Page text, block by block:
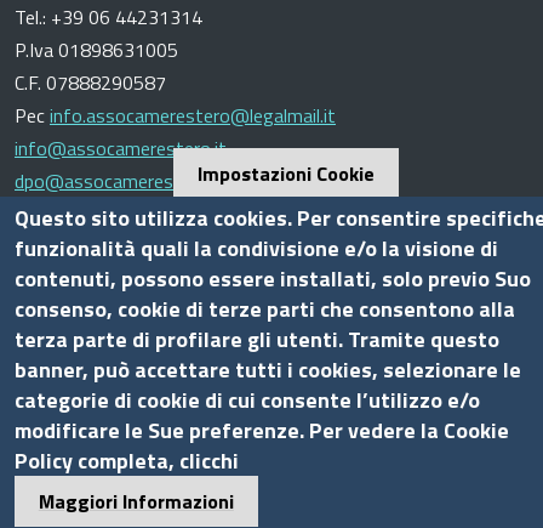
Tel.: +39 06 44231314
P.Iva 01898631005
C.F. 07888290587
Pecinfo.assocamerestero@legalmail.it
info@assocamerestero.it
dpo@assocamerestero.it
Seguici su
Sito web
Accesso INTRANET
Mappa del sito
Privacy Policy
Cookie Policy
Impostazioni Cookie
Questo sito utilizza cookies. Per consentire
funzionalità quali la condivisione e/o la visione di
contenuti, possono essere installati, solo previo Suo
consenso, cookie di terze parti che consentono alla
terza parte di profilare gli utenti. Tramite questo
banner, può accettare tutti i cookies, selezionare le
categorie di cookie di cui consente l’utilizzo e/o
modificare le Sue preferenze. Per vedere la Cookie
Policy completa, clicchi
Maggiori Informazioni